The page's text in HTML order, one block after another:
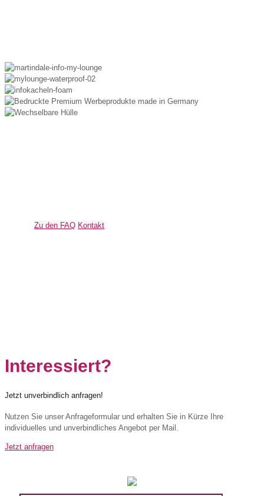
Zu den FAQ Kontakt
Interessiert?
Jetzt unverbindlich anfragen!
Nutzen Sie unser Anfrageformular und erhalten Sie in Kürze Ihre
individuelles und unverbindliches Angebot per Mail.
Jetzt anfragen